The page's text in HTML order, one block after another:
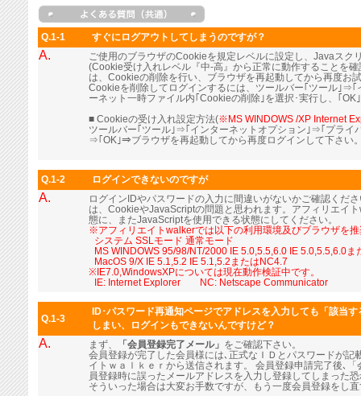
Q.1-1 すぐにログアウトしてしまうのですが？
A.
ご使用のブラウザのCookieを規定レベルに設定し、Javaスク
(Cookie受け入れレベル『中-高』から正常に動作することを
は、Cookieの削除を行い、ブラウザを再起動してから再度お
Cookieを削除してログインするには、ツールバー｢ツール｣⇒
ーネット一時ファイル内｢Cookieの削除｣を選択･実行し、｢
■ Cookieの受け入れ設定方法(※MS WINDOWS /XP Internet
ツールバー｢ツール｣⇒｢インターネットオプション｣⇒｢プライ
⇒｢OK｣⇒ブラウザを再起動してから再度ログインして下さい
Q.1-2 ログインできないのですが
A.
ログインIDやパスワードの入力に間違いがないかご確認くだ
は、CookieやJavaScriptの問題と思われます。アフィリエイ
態に、またJavaScriptを使用できる状態にしてください。
※アフィリエイトwalkerでは以下の利用環境及びブラウザを
システム SSLモード 通常モード
MS WINDOWS 95/98/NT/2000 IE 5.0,5.5,6.0 IE 5.0,5.5,6.0ま
MacOS 9/X IE 5.1,5.2 IE 5.1,5.2またはNC4.7
※IE7.0,WindowsXPについては現在動作検証中です。
IE: Internet Explorer NC: Netscape Communicator
Q.1-3
ID･パスワード再通知ページでアドレスを入力しても「該当
しまい、ログインもできないんですけど？
A. まず、 「会員登録完了メール」 をご確認下さい。
会員登録が完了した会員様には､正式なＩＤとパスワードが
イトｗａｌｋｅｒから送信されます。 会員登録申請完了後､
員登録時に誤ったメールアドレスを入力し登録してしまった
そういった場合は大変お手数ですが、もう一度会員登録をし